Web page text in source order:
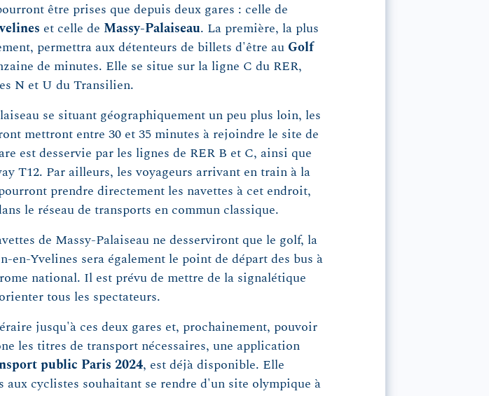
être prises que depuis deux gares : celle de
et celle de Massy-Palaiseau. La première, la plus
permettra aux détenteurs de billets d'être au Golf
de minutes. Elle se situe sur la ligne C du RER,
N et U du Transilien.
se situant géographiquement un peu plus loin, les
mettront entre 30 et 35 minutes à rejoindre le site de
est desservie par les lignes de RER B et C, ainsi que
T12. Par ailleurs, les voyageurs arrivant en train à la
prendre directement les navettes à cet endroit,
le réseau de transports en commun classique.
de Massy-Palaiseau ne desserviront que le golf, la
en-Yvelines sera également le point de départ des bus à
national. Il est prévu de mettre de la signalétique
tous les spectateurs.
jusqu'à ces deux gares et, prochainement, pouvoir
les titres de transport nécessaires, une application
public Paris 2024, est déjà disponible. Elle
aux cyclistes souhaitant se rendre d'un site olympique à